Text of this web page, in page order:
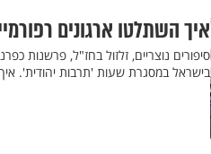
איך השתלטו ארגונים
סיפורים נוצריים, זלזול בחז"ל, פרשנות
בישראל במסגרת שעות 'תרבות יהודית'.